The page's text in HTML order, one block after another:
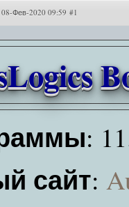
08-Фев-2020 09:59 #1
:
сайт: